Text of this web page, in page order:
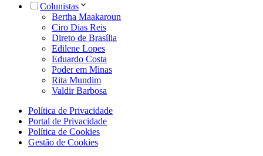
Colunistas
Bertha Maakaroun
Ciro Dias Reis
Direto de Brasília
Edilene Lopes
Eduardo Costa
Poder em Minas
Rita Mundim
Valdir Barbosa
Política de Privacidade
Portal de Privacidade
Política de Cookies
Gestão de Cookies